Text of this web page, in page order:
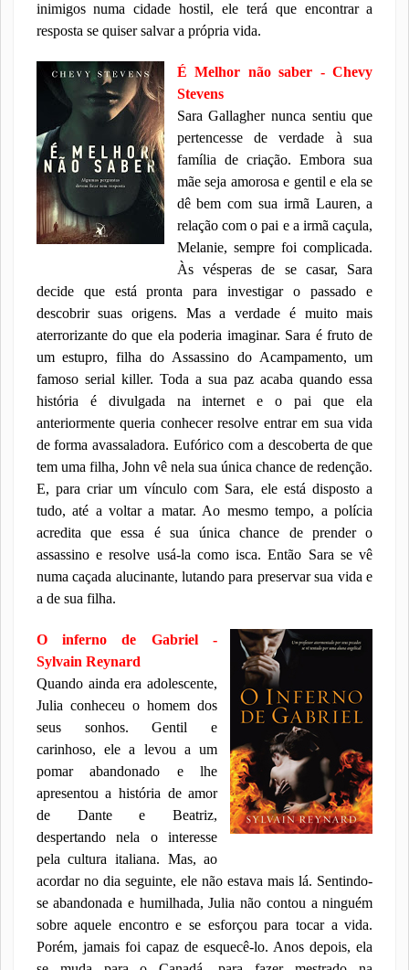
inimigos numa cidade hostil, ele terá que encontrar a
resposta se quiser salvar a própria vida.
É Melhor não saber - Chevy
Stevens
Sara Gallagher nunca sentiu que
pertencesse de verdade à sua
família de criação. Embora sua
mãe seja amorosa e gentil e ela se
dê bem com sua irmã Lauren, a
relação com o pai e a irmã caçula,
Melanie, sempre foi complicada.
Às vésperas de se casar, Sara
decide que está pronta para investigar o passado e
descobrir suas origens. Mas a verdade é muito mais
aterrorizante do que ela poderia imaginar. Sara é fruto de
um estupro, filha do Assassino do Acampamento, um
famoso serial killer. Toda a sua paz acaba quando essa
história é divulgada na internet e o pai que ela
anteriormente queria conhecer resolve entrar em sua vida
de forma avassaladora. Eufórico com a descoberta de que
tem uma filha, John vê nela sua única chance de redenção.
E, para criar um vínculo com Sara, ele está disposto a
tudo, até a voltar a matar. Ao mesmo tempo, a polícia
acredita que essa é sua única chance de prender o
assassino e resolve usá-la como isca. Então Sara se vê
numa caçada alucinante, lutando para preservar sua vida e
a de sua filha.
O inferno de Gabriel -
Sylvain Reynard
Quando ainda era adolescente,
Julia conheceu o homem dos
seus sonhos. Gentil e
carinhoso, ele a levou a um
pomar abandonado e lhe
apresentou a história de amor
de Dante e Beatriz,
despertando nela o interesse
pela cultura italiana. Mas, ao
acordar no dia seguinte, ele não estava mais lá. Sentindo-
se abandonada e humilhada, Julia não contou a ninguém
sobre aquele encontro e se esforçou para tocar a vida.
Porém, jamais foi capaz de esquecê-lo. Anos depois, ela